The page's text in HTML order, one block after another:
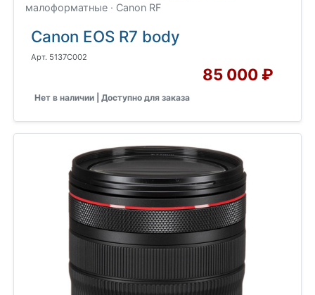
малоформатные · Canon RF
Canon EOS R7 body
Арт. 5137C002
85 000 ₽
Нет в наличии | Доступно для заказа